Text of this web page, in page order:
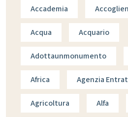
Accademia
Acqua Acquario
Adottaunmonumento
Africa Agenzia
Agricoltura Alfa